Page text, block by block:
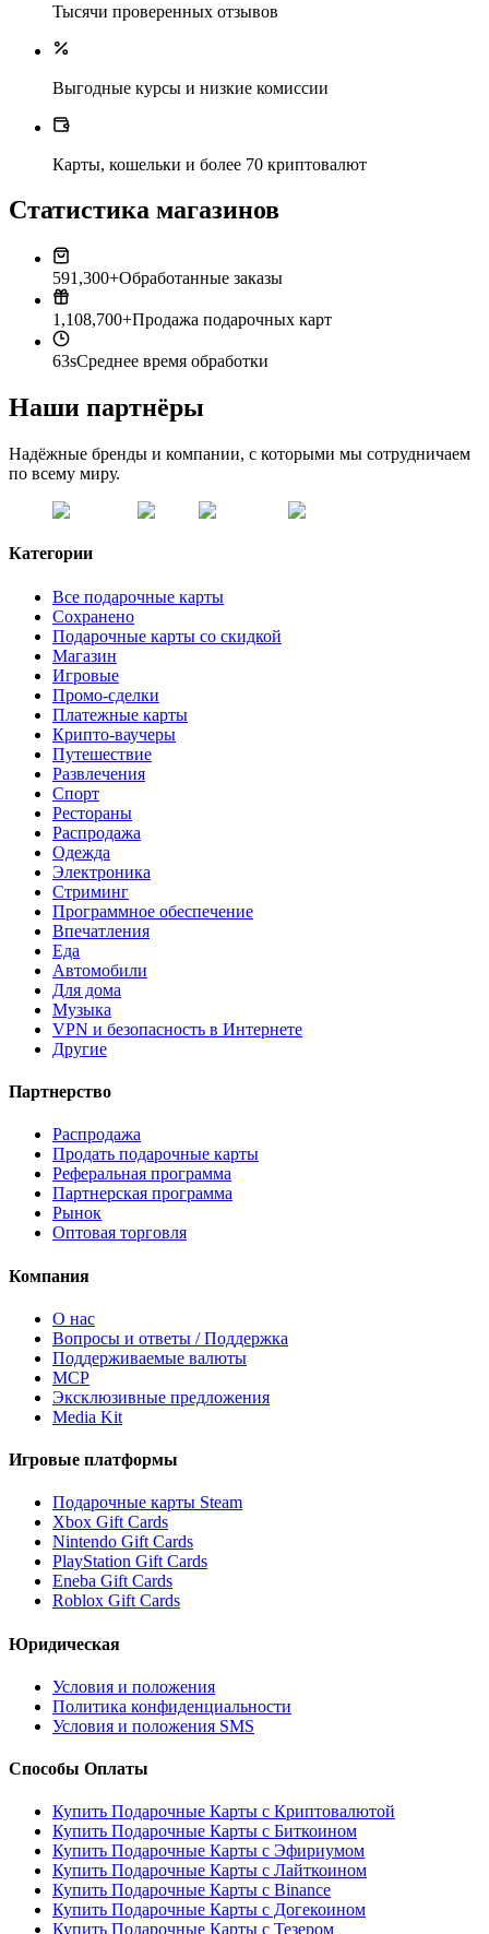
Тысячи проверенных отзывов
Выгодные курсы и низкие комиссии
Карты, кошельки и более 70 криптовалют
Статистика магазинов
591,300+Обработанные заказы
1,108,700+Продажа подарочных карт
63sСреднее время обработки
Наши партнёры
Надёжные бренды и компании, с которыми мы сотрудничаем
по всему миру.
Категории
Все подарочные карты
Сохранено
Подарочные карты со скидкой
Магазин
Игровые
Промо-сделки
Платежные карты
Крипто-ваучеры
Путешествие
Развлечения
Спорт
Рестораны
Распродажа
Одежда
Электроника
Стриминг
Программное обеспечение
Впечатления
Еда
Автомобили
Для дома
Музыка
VPN и безопасность в Интернете
Другие
Партнерство
Распродажа
Продать подарочные карты
Реферальная программа
Партнерская программа
Рынок
Оптовая торговля
Компания
О нас
Вопросы и ответы / Поддержка
Поддерживаемые валюты
MCP
Эксклюзивные предложения
Media Kit
Игровые платформы
Подарочные карты Steam
Xbox Gift Cards
Nintendo Gift Cards
PlayStation Gift Cards
Eneba Gift Cards
Roblox Gift Cards
Юридическая
Условия и положения
Политика конфиденциальности
Условия и положения SMS
Способы Оплаты
Купить Подарочные Карты с Криптовалютой
Купить Подарочные Карты с Биткоином
Купить Подарочные Карты с Эфириумом
Купить Подарочные Карты с Лайткоином
Купить Подарочные Карты с Binance
Купить Подарочные Карты с Догекоином
Купить Подарочные Карты с Тезером